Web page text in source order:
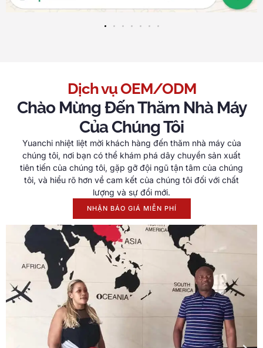
Dịch vụ OEM/ODM
Chào Mừng Đến Thăm Nhà Máy
Của Chúng Tôi
Yuanchi nhiệt liệt mời khách hàng đến thăm nhà máy của
chúng tôi, nơi bạn có thể khám phá dây chuyền sản xuất
tiên tiến của chúng tôi, gặp gỡ đội ngũ tận tâm của chúng
tôi, và hiểu rõ hơn về cam kết của chúng tôi đối với chất
lượng và sự đổi mới.
NHẬN BÁO GIÁ MIỄN PHÍ